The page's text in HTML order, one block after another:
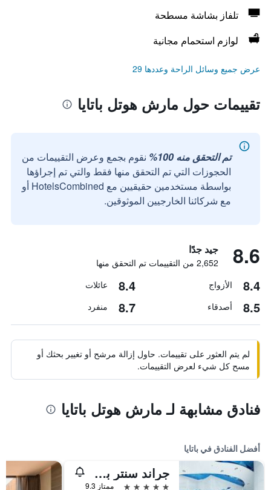
تلفاز بشاشة مسطحة
لوازم استحمام مجانية
عرض جميع وسائل الراحة وعددها 29
تقييمات حول مارش هوتل باتايا
تم التحقق منه 100%
نقوم بجمع وعرض التقييمات من
الحجوزات التي تم التحقق منها فقط والتي تم إجراؤها
بواسطة مستخدمين حقيقيين مع HotelsCombined أو
مع شركائنا الخارجيين الموثوقين.
8.6 جيد جدًا
2,652 من التقييمات تم التحقق منها
8.4 الأزواج 8.4 عائلات
8.5 أصدقاء 8.7 منفرد
لم يتم العثور على تقييمات. حاول إزالة مرشح أو تغيير بحثك أو
مسح كل شيء لعرض التقييمات.
فنادق مشابهة لـ مارش هوتل باتايا
أفضل الفنادق في باتايا
جراند سنتر بوينت باتايا
5 نجوم ممتاز 9.3